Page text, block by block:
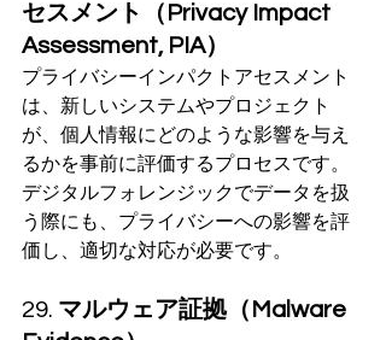
セスメント（Privacy Impact
Assessment, PIA）
プライバシーインパクトアセスメント
は、新しいシステムやプロジェクト
が、個人情報にどのような影響を与え
るかを事前に評価するプロセスです。
デジタルフォレンジックでデータを扱
う際にも、プライバシーへの影響を評
価し、適切な対応が必要です。
29. マルウェア証拠（Malware